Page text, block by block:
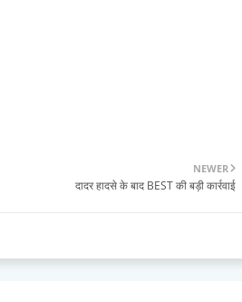
NEWER
दादर हादसे के बाद BEST की बड़ी कार्रवाई